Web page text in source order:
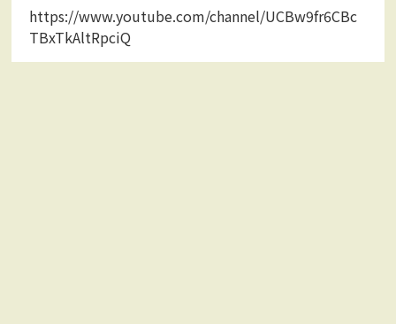
https://www.youtube.com/channel/UCBw9fr6CBc
TBxTkAltRpciQ